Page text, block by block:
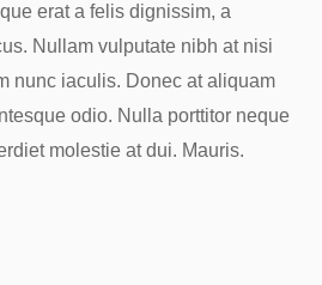
erat a felis dignissim, a
Nullam vulputate nibh at nisi
nunc iaculis. Donec at aliquam
odio. Nulla porttitor neque
molestie at dui. Mauris.